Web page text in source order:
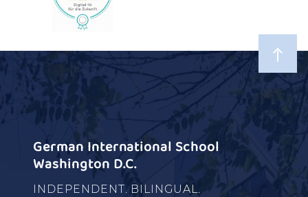
German International School
Washington D.C.
INDEPENDENT. BILINGUAL.